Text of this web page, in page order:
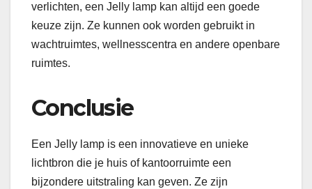
verlichten, een Jelly lamp kan altijd een goede
keuze zijn. Ze kunnen ook worden gebruikt in
wachtruimtes, wellnesscentra en andere openbare
ruimtes.
Conclusie
Een Jelly lamp is een innovatieve en unieke
lichtbron die je huis of kantoorruimte een
bijzondere uitstraling kan geven. Ze zijn